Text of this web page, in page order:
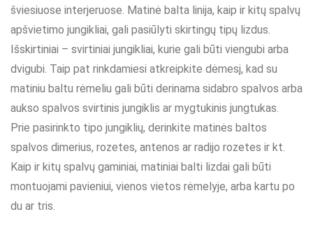
šviesiuose interjeruose. Matinė balta linija, kaip ir kitų spalvų
apšvietimo jungikliai, gali pasiūlyti skirtingų tipų lizdus.
Išskirtiniai – svirtiniai jungikliai, kurie gali būti viengubi arba
dvigubi. Taip pat rinkdamiesi atkreipkite dėmesį, kad su
matiniu baltu rėmeliu gali būti derinama sidabro spalvos arba
aukso spalvos svirtinis jungiklis ar mygtukinis jungtukas.
Prie pasirinkto tipo jungiklių, derinkite matinės baltos
spalvos dimerius, rozetes, antenos ar radijo rozetes ir kt.
Kaip ir kitų spalvų gaminiai, matiniai balti lizdai gali būti
montuojami pavieniui, vienos vietos rėmelyje, arba kartu po
du ar tris.